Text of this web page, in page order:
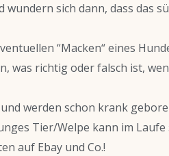
sich dann, dass das
“Macken“ eines
richtig oder falsch ist,
werden schon krank
Tier/Welpe kann im
auf Ebay und Co.!